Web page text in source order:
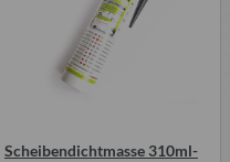
Scheibendichtmasse 310ml-